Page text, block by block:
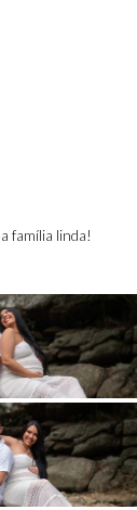
família linda!